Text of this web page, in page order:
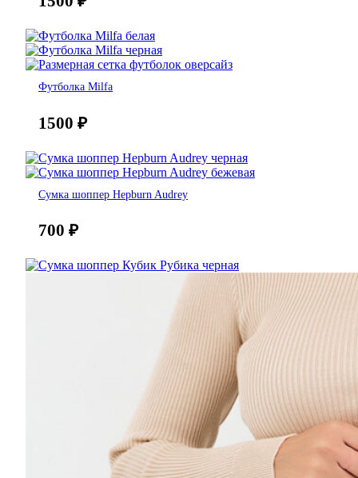
Футболка Milfa
1500 ₽
Сумка шоппер Hepburn Audrey
700 ₽